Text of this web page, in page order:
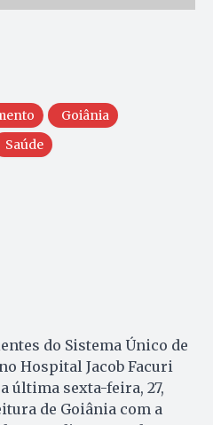
Goiânia
Saúde
do Sistema Único de
Hospital Jacob Facuri
última sexta-feira, 27,
de Goiânia com a